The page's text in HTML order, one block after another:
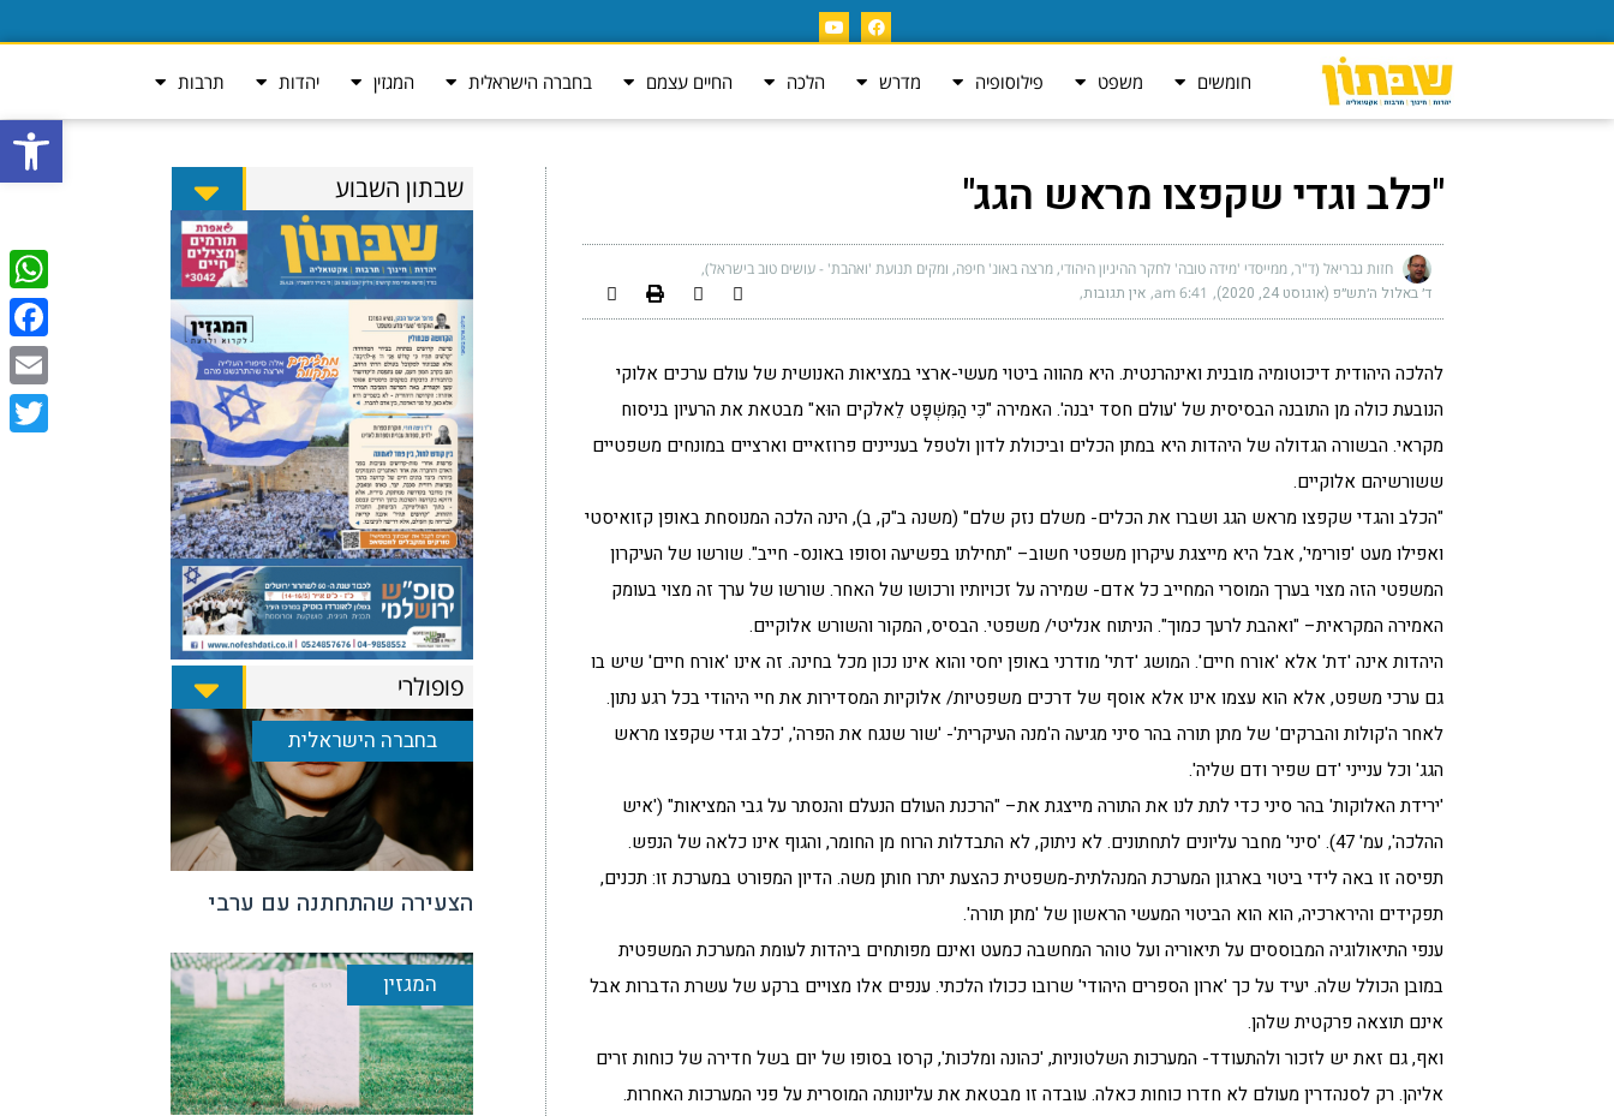
פתח
חומשים משפט פילוסופיה מדרש הלכה החיים עצמם בחברה הישראלית המגזין יהדות תרבות
"כלב וגדי שקפצו מראש הגג"
חזות גבריאל (ד"ר, ממייסדי 'מידה טובה' לחקר ההיגיון היהודי, מרצה באונ' חיפה, ומקים תנועת 'ואהבת' - עושים טוב בישראל)
ד׳ באלול ה׳תש״פ (אוגוסט 24, 2020) 6:41 am אין תגובות
להלכה היהודית דיכוטומיה מובנית ואינהרנטית. היא מהווה ביטוי מעשי-ארצי במציאות האנושית של עולם ערכים אלוקי
הנובעת כולה מן התובנה הבסיסית של 'עולם חסד יבנה'. האמירה "כִּי הַמִּשְׁפָּט לֵאלֹקים הוּא" מבטאת את הרעיון בניסוח
מקראי. הבשורה הגדולה של היהדות היא במתן הכלים וביכולת לדון ולטפל בעניינים פרוזאיים וארציים במונחים משפטיים
ששורשיהם אלוקיים.
"הכלב והגדי שקפצו מראש הגג ושברו את הכלים- משלם נזק שלם" (משנה ב"ק, ב), הינה הלכה המנוסחת באופן קזואיסטי
ואפילו מעט 'פורימי', אבל היא מייצגת עיקרון משפטי חשוב– "תחילתו בפשיעה וסופו באונס- חייב". שורשו של העיקרון
המשפטי הזה מצוי בערך המוסרי המחייב כל אדם- שמירה על זכויותיו ורכושו של האחר. שורשו של ערך זה מצוי בעומק
האמירה המקראית– "ואהבת לרעך כמוך". הניתוח אנליטי/ משפטי. הבסיס, המקור והשורש אלוקיים.
היהדות אינה 'דת' אלא 'אורח חיים'. המושג 'דתי' מודרני באופן יחסי והוא אינו נכון מכל בחינה. זה אינו 'אורח חיים' שיש בו
גם ערכי משפט, אלא הוא עצמו אינו אלא אוסף של דרכים משפטיות/ אלוקיות המסדירות את חיי היהודי בכל רגע נתון.
לאחר ה'קולות והברקים' של מתן תורה בהר סיני מגיעה ה'מנה העיקרית'- 'שור שנגח את הפרה', 'כלב וגדי שקפצו מראש
הגג' וכל ענייני 'דם שפיר ודם שליה'.
'ירידת האלוקות' בהר סיני כדי לתת לנו את התורה מייצגת את– "הרכנת העולם הנעלם והנסתר על גבי המציאות" ('איש
ההלכה', עמ' 47). 'סיני' מחבר עליונים לתחתונים. לא ניתוק, לא התבדלות הרוח מן החומר, והגוף אינו כלאה של הנפש.
תפיסה זו באה לידי ביטוי בארגון המערכת המנהלתית-משפטית כהצעת יתרו חותן משה. הדיון המפורט במערכת זו: תכנים,
תפקידים והירארכיה, הוא הוא הביטוי המעשי הראשון של 'מתן תורה'.
ענפי התיאולוגיה המבוססים על תיאוריה ועל טוהר המחשבה כמעט ואינם מפותחים ביהדות לעומת המערכת המשפטית
במובן הכולל שלה. יעיד על כך 'ארון הספרים היהודי' שרובו ככולו הלכתי. ענפים אלו מצויים ברקע של עשרת הדברות אבל
אינם תוצאה פרקטית שלהן.
ואף, גם זאת יש לזכור ולהתעודד- המערכות השלטוניות, 'כהונה ומלכות', קרסו בסופו של יום בשל חדירה של כוחות זרים
אליהן. רק לסנהדרין מעולם לא חדרו כוחות כאלה. עובדה זו מבטאת את עליונותה המוסרית על פני המערכות האחרות.
שבתון השבוע
פופולרי
בחברה הישראלית
הצעירה שהתחתנה עם ערבי
המגזין
Email